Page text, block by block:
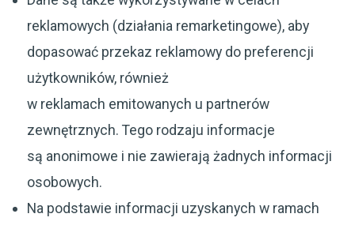
reklamowych (działania remarketingowe), aby
dopasować przekaz reklamowy do preferencji
użytkowników, również
w reklamach emitowanych u partnerów
zewnętrznych. Tego rodzaju informacje
są anonimowe i nie zawierają żadnych informacji
osobowych.
Na podstawie informacji uzyskanych w ramach